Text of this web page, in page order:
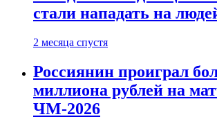
стали нападать на
2 месяца спустя
Россиянин проиграл
миллиона рублей на
ЧМ-2026